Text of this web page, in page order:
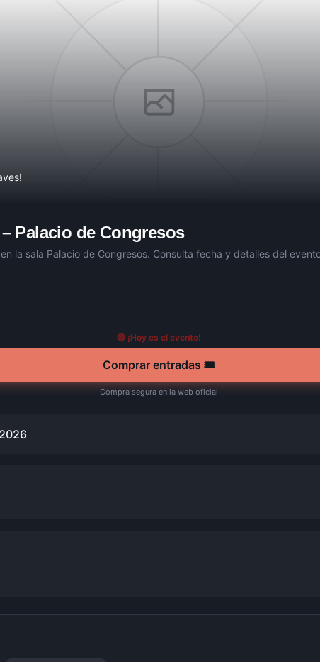
Palacio de Congresos
en la sala Palacio de Congresos. Consulta fecha y detalles del
🔴 ¡Hoy es el evento!
Comprar entradas 🎟️
Compra segura en la web oficial